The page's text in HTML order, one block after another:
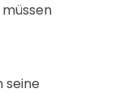
seine